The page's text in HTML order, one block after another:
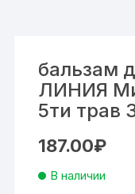
бальзам
ЛИНИЯ
5ти трав
187.00₽
В наличии